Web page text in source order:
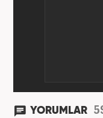
tahrif
YORUMLAR